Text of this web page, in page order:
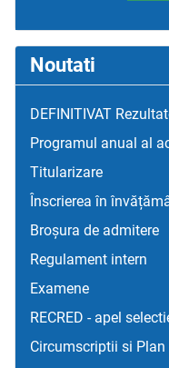
Noutati
DEFINITIVAT
Programul anual al
Titularizare
Înscrierea în
Broșura de admitere
Regulament intern
Examene
RECRED - apel
Circumscriptii si